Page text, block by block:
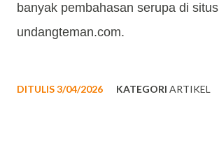
banyak pembahasan serupa di situs
undangteman.com.
DITULIS3/04/2026 KATEGORI ARTIKEL